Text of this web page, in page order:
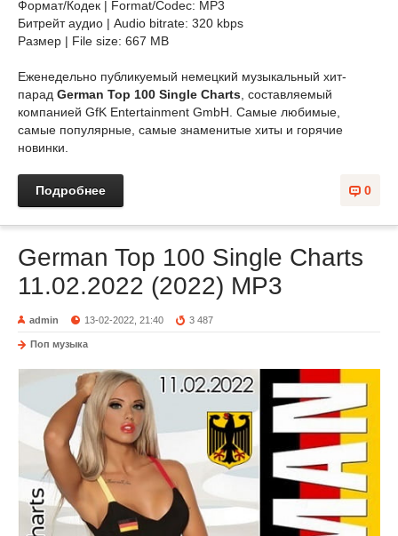
Формат/Кодек | Format/Codec: MP3
Битрейт аудио | Audio bitrate: 320 kbps
Размер | File size: 667 MB
Еженедельно публикуемый немецкий музыкальный хит-
парад German Top 100 Single Charts , составляемый
компанией GfK Entertainment GmbH. Самые любимые,
самые популярные, самые знаменитые хиты и горячие
новинки.
0
Подробнее
German Top 100 Single Charts
11.02.2022 (2022) MP3
admin 13-02-2022, 21:40 3 487
Поп музыка